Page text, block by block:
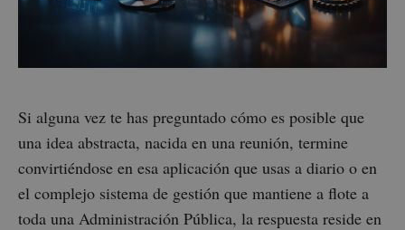
Si alguna vez te has preguntado cómo es posible que
una idea abstracta, nacida en una reunión, termine
convirtiéndose en esa aplicación que usas a diario o en
el complejo sistema de gestión que mantiene a flote a
toda una Administración Pública, la respuesta reside en